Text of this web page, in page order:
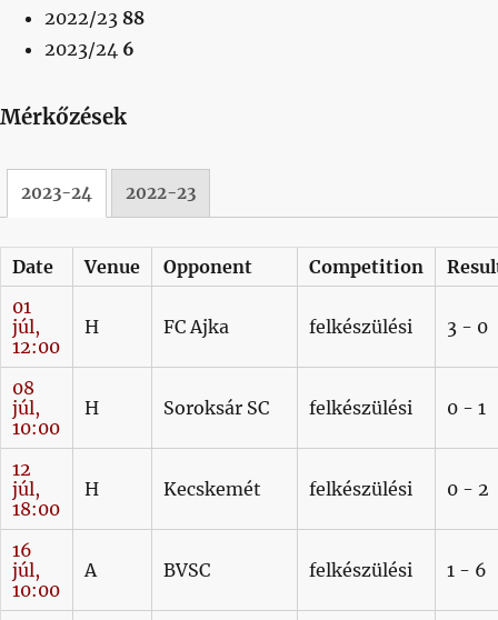
2022/23 88
2023/24 6
Mérkőzések
2023-24 2022-23
Date Venue Opponent Competition
01
júl,
12:00
H FC Ajka felkészülési 3 - 0
08
júl,
10:00
H Soroksár SC felkészülési 0 - 1
12
júl,
18:00
H Kecskemét felkészülési 0 - 2
16
júl,
10:00
A BVSC felkészülési 1 - 6